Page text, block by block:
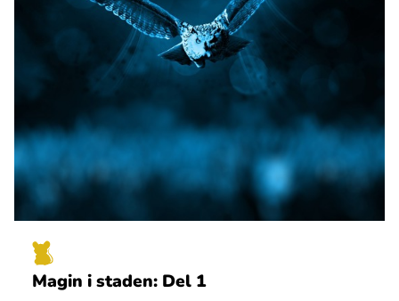
Magin i staden: Del 1